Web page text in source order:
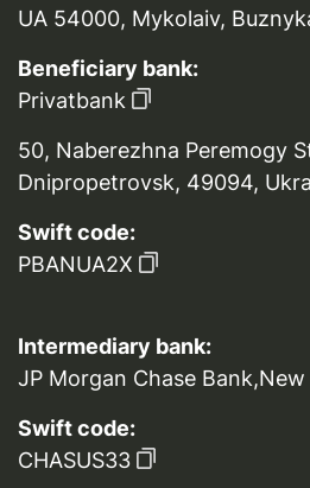
UA 54000, Mykolaiv,
Beneficiary bank:
Privatbank
50, Naberezhna Peremogy
Dnipropetrovsk, 49094,
Swift code:
PBANUA2X
Intermediary bank:
JP Morgan Chase Bank,New
Swift code:
CHASUS33